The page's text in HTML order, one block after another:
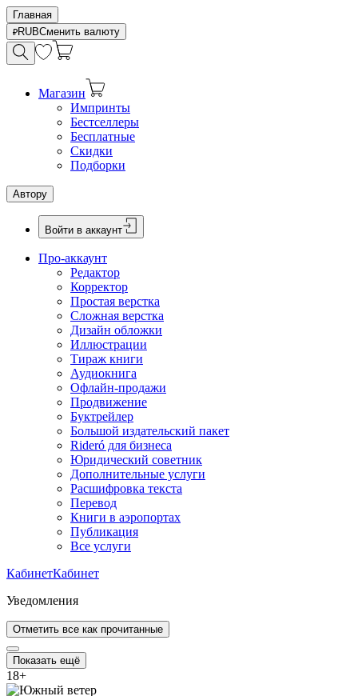
Главная
RUBСменить валюту
Магазин
Импринты
Бестселлеры
Бесплатные
Скидки
Подборки
Автору
Войти в аккаунт
Про-аккаунт
Редактор
Корректор
Простая верстка
Сложная верстка
Дизайн обложки
Иллюстрации
Тираж книги
Аудиокнига
Офлайн-продажи
Продвижение
Буктрейлер
Большой издательский пакет
Rideró для бизнеса
Юридический советник
Дополнительные услуги
Расшифровка текста
Перевод
Книги в аэропортах
Публикация
Все услуги
КабинетКабинет
Уведомления
Отметить все как прочитанные
Показать ещё
18+